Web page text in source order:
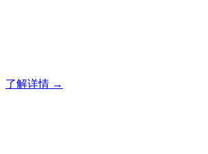
了解详情 →